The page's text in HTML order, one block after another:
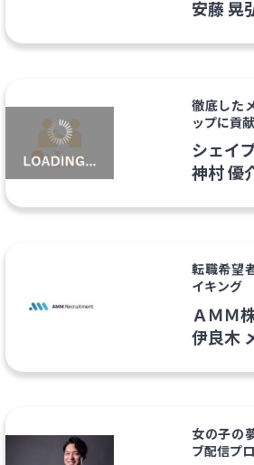
安藤 晃
徹底した
ップに貢献
シェイ
神村 優
転職希望
イキング
ＡＭＭ
伊良木
女の子の
ブ配信プ